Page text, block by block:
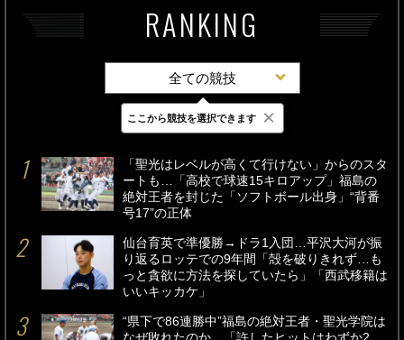
RANKING
全ての競技
最新 24時間 週間
「聖光はレベルが高くて行けない」からのスタ
ートも…「高校で球速15キロアップ」福島の
絶対王者を封じた「ソフトボール出身」“背番
号17”の正体
仙台育英で準優勝→ドラ1入団…平沢大河が振
り返るロッテでの9年間「殻を破りきれず…も
っと貪欲に方法を探していたら」「西武移籍は
いいキッカケ」
“県下で86連勝中”福島の絶対王者・聖光学院は
ここから競技を選択できます ×